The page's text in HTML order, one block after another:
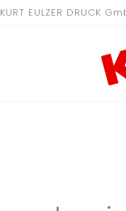
KURT EULZER DRUCK